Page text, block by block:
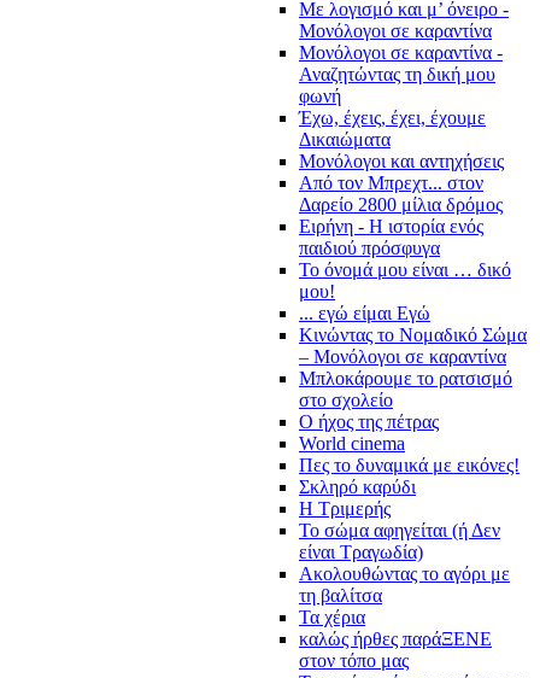
Με λογισμό και μ’ όνειρο -
Μονόλογοι σε καραντίνα
Μονόλογοι σε καραντίνα -
Αναζητώντας τη δική μου
φωνή
Έχω, έχεις, έχει, έχουμε
Δικαιώματα
Μονόλογοι και αντηχήσεις
Από τον Μπρεχτ... στον
Δαρείο 2800 μίλια δρόμος
Ειρήνη - Η ιστορία ενός
παιδιού πρόσφυγα
Το όνομά μου είναι … δικό
μου!
... εγώ είμαι Εγώ
Κινώντας το Νομαδικό Σώμα
– Μονόλογοι σε καραντίνα
Μπλοκάρουμε το ρατσισμό
στο σχολείο
Ο ήχος της πέτρας
World cinema
Πες το δυναμικά με εικόνες!
Σκληρό καρύδι
Η Τριμερής
Το σώμα αφηγείται (ή Δεν
είναι Τραγωδία)
Ακολουθώντας το αγόρι με
τη βαλίτσα
Τα χέρια
καλώς ήρθες παράΞΕΝΕ
στον τόπο μας